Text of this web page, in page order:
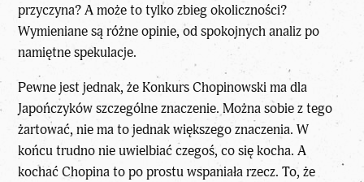
przyczyna? A może to tylko zbieg okoliczności?
Wymieniane są różne opinie, od spokojnych analiz po
namiętne spekulacje.
Pewne jest jednak, że Konkurs Chopinowski ma dla
Japończyków szczególne znaczenie. Można sobie z tego
żartować, nie ma to jednak większego znaczenia. W
końcu trudno nie uwielbiać czegoś, co się kocha. A
kochać Chopina to po prostu wspaniała rzecz. To, że